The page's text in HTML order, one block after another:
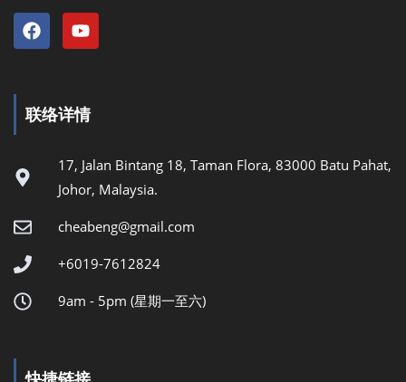
联络详情
17, Jalan Bintang 18, Taman Flora, 83000 Batu Pahat,
Johor, Malaysia.
cheabeng@gmail.com
+6019-7612824
9am - 5pm (星期一至六)